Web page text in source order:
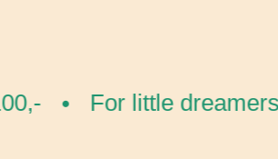
For little